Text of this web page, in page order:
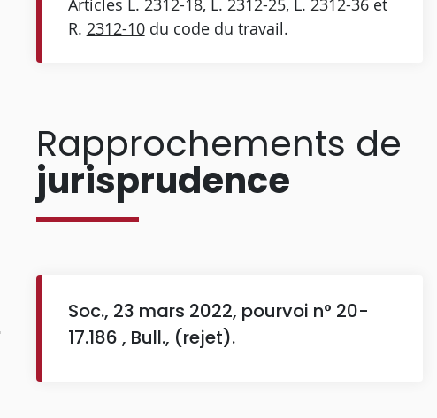
Articles L. 2312-18, L. 2312-25, L. 2312-36et
R. 2312-10du code du travail.
Rapprochements de
jurisprudence
Soc., 23 mars 2022, pourvoi n° 20-
17.186 , Bull., (rejet).